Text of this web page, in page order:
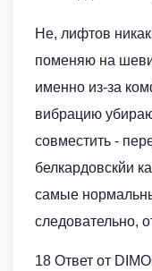
Не, лифтов
поменяю на
именно из-за
вибрацию
совместить -
белкардовскйи
самые
следовательно,
18 Ответ от